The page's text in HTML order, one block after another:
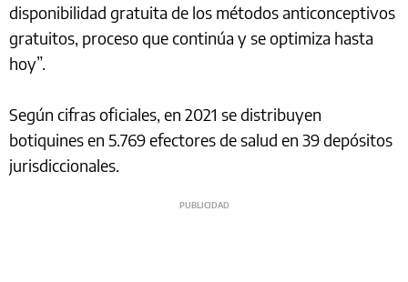
disponibilidad gratuita de los métodos anticonceptivos
gratuitos, proceso que continúa y se optimiza hasta
hoy”.
Según cifras oficiales, en 2021 se distribuyen
botiquines en 5.769 efectores de salud en 39 depósitos
jurisdiccionales.